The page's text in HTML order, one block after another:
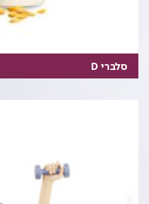
סלברי D